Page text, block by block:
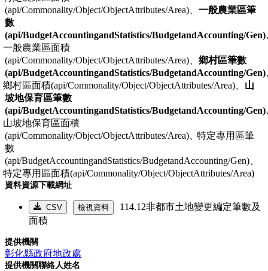
(api/Commonality/Object/ObjectAttributes/Area)、 一般農業區筆
數
(api/BudgetAccountingandStatistics/BudgetandAccounting/Gen)
一般農業區面積
(api/Commonality/Object/ObjectAttributes/Area)、 鄉村區筆數
(api/BudgetAccountingandStatistics/BudgetandAccounting/Gen)
鄉村區面積(api/Commonality/Object/ObjectAttributes/Area)、 山
坡地保育區筆數
(api/BudgetAccountingandStatistics/BudgetandAccounting/Gen)
山坡地保育區面積
(api/Commonality/Object/ObjectAttributes/Area)、特定專用區筆
數
(api/BudgetAccountingandStatistics/BudgetandAccounting/Gen)、
特定專用區面積(api/Commonality/Object/ObjectAttributes/Area)
資料資源下載網址
CSV 檢視資料
114.12非都市土地變更編定筆數及
面積
提供機關
彰化縣政府地政處
提供機關聯絡人姓名